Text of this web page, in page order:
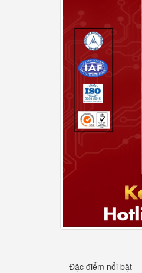
Đặc điểm nổi bật